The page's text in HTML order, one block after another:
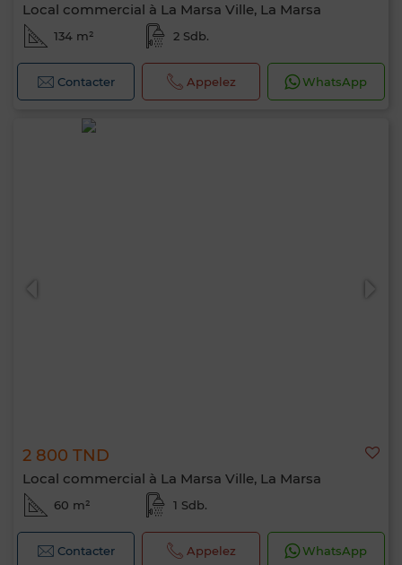
Local commercial à La Marsa Ville, La Marsa
134 m² 2 Sdb.
Contacter Appelez WhatsApp
2 800 TND
Local commercial à La Marsa Ville, La Marsa
60 m² 1 Sdb.
Contacter Appelez WhatsApp